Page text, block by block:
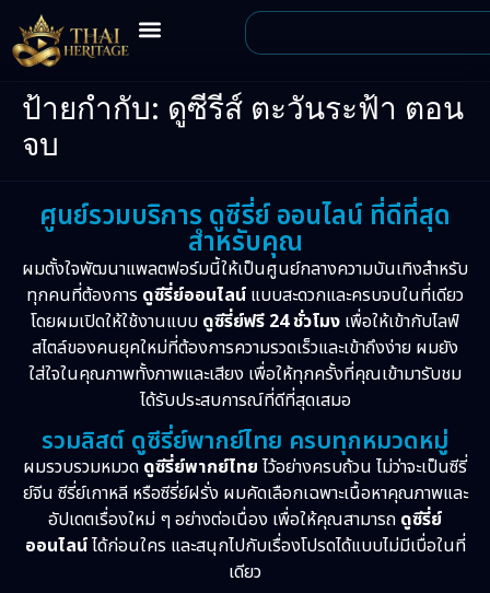
ป้ายกำกับ: ดูซีรีส์ ตะวันระฟ้า ตอน
จบ
ศูนย์รวมบริการ ดูซีรี่ย์ ออนไลน์ ที่ดีที่สุด
สำหรับคุณ
ผมตั้งใจพัฒนาแพลตฟอร์มนี้ให้เป็นศูนย์กลางความบันเทิงสำหรับ
ทุกคนที่ต้องการ ดูซีรี่ย์ออนไลน์ แบบสะดวกและครบจบในที่เดียว
โดยผมเปิดให้ใช้งานแบบ ดูซีรี่ย์ฟรี 24 ชั่วโมง เพื่อให้เข้ากับไลฟ์
สไตล์ของคนยุคใหม่ที่ต้องการความรวดเร็วและเข้าถึงง่าย ผมยัง
ใส่ใจในคุณภาพทั้งภาพและเสียง เพื่อให้ทุกครั้งที่คุณเข้ามารับชม
ได้รับประสบการณ์ที่ดีที่สุดเสมอ
รวมลิสต์ ดูซีรี่ย์พากย์ไทย ครบทุกหมวดหมู่
ผมรวบรวมหมวด ดูซีรี่ย์พากย์ไทย ไว้อย่างครบถ้วน ไม่ว่าจะเป็นซีรี่
ย์จีน ซีรี่ย์เกาหลี หรือซีรี่ย์ฝรั่ง ผมคัดเลือกเฉพาะเนื้อหาคุณภาพและ
อัปเดตเรื่องใหม่ ๆ อย่างต่อเนื่อง เพื่อให้คุณสามารถ ดูซีรี่ย์
ออนไลน์ได้ก่อนใคร และสนุกไปกับเรื่องโปรดได้แบบไม่มีเบื่อในที่
เดียว